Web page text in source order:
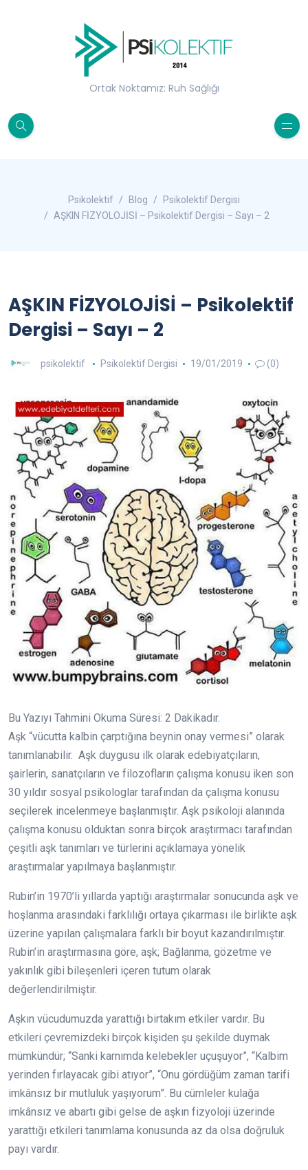
Ortak Noktamız: Ruh Sağlığı
Psikolektif Blog
Psikolektif Dergisi
AŞKIN FİZYOLOJİSİ – Psikolektif Dergisi – Sayı – 2
AŞKIN FİZYOLOJİSİ – Psikolektif
Dergisi – Sayı – 2
psikolektif Psikolektif Dergisi 19/01/2019 (0)
Bu Yazıyı Tahmini Okuma Süresi: 2 Dakikadır.
Aşk “vücutta kalbin çarptığına beynin onay vermesi” olarak
tanımlanabilir. Aşk duygusu ilk olarak edebiyatçıların,
şairlerin, sanatçıların ve filozofların çalışma konusu iken son
30 yıldır sosyal psikologlar tarafından da çalışma konusu
seçilerek incelenmeye başlanmıştır. Aşk psikoloji alanında
çalışma konusu olduktan sonra birçok araştırmacı tarafından
çeşitli aşk tanımları ve türlerini açıklamaya yönelik
araştırmalar yapılmaya başlanmıştır.
Rubin’in 1970’li yıllarda yaptığı araştırmalar sonucunda aşk ve
hoşlanma arasındaki farklılığı ortaya çıkarması ile birlikte aşk
üzerine yapılan çalışmalara farklı bir boyut kazandırılmıştır.
Rubin’in araştırmasına göre, aşk; Bağlanma, gözetme ve
yakınlık gibi bileşenleri içeren tutum olarak
değerlendirilmiştir.
Aşkın vücudumuzda yarattığı birtakım etkiler vardır. Bu
etkileri çevremizdeki birçok kişiden şu şekilde duymak
mümkündür; “Sanki karnımda kelebekler uçuşuyor”, “Kalbim
yerinden fırlayacak gibi atıyor”, “Onu gördüğüm zaman tarifi
imkânsız bir mutluluk yaşıyorum”. Bu cümleler kulağa
imkânsız ve abartı gibi gelse de aşkın fizyoloji üzerinde
yarattığı etkileri tanımlama konusunda az da olsa doğruluk
payı vardır.